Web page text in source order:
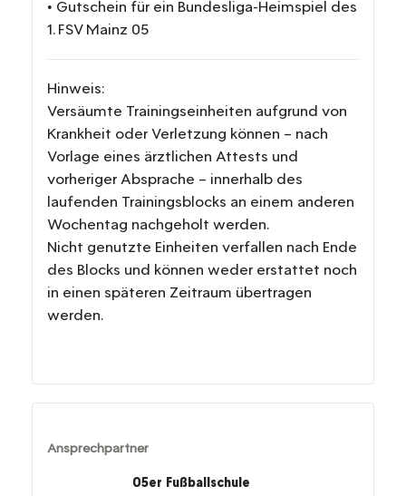
• Gutschein für ein Bundesliga-Heimspiel des
1. FSV Mainz 05
Hinweis:
Versäumte Trainingseinheiten aufgrund von
Krankheit oder Verletzung können – nach
Vorlage eines ärztlichen Attests und
vorheriger Absprache – innerhalb des
laufenden Trainingsblocks an einem anderen
Wochentag nachgeholt werden.
Nicht genutzte Einheiten verfallen nach Ende
des Blocks und können weder erstattet noch
in einen späteren Zeitraum übertragen
werden.
Ansprechpartner
05er Fußballschule